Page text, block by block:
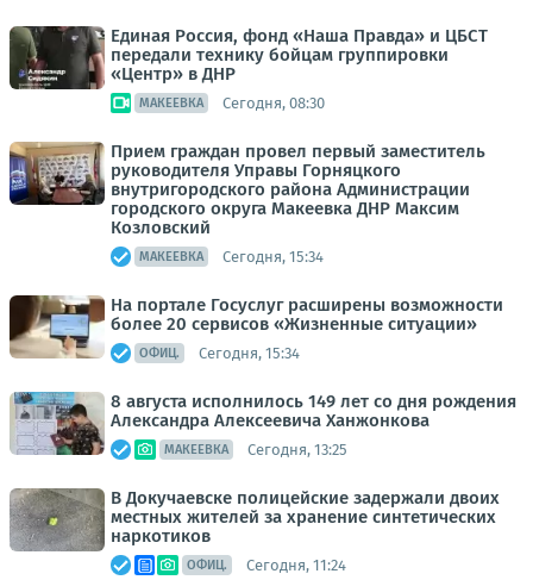
Единая Россия, фонд «Наша Правда» и ЦБСТ
передали технику бойцам группировки
«Центр» в ДНР
МАКЕЕВКА Сегодня, 08:30
Прием граждан провел первый заместитель
руководителя Управы Горняцкого
внутригородского района Администрации
городского округа Макеевка ДНР Максим
Козловский
МАКЕЕВКА Сегодня, 15:34
На портале Госуслуг расширены возможности
более 20 сервисов «Жизненные ситуации»
ОФИЦ. Сегодня, 15:34
8 августа исполнилось 149 лет со дня рождения
Александра Алексеевича Ханжонкова
МАКЕЕВКА Сегодня, 13:25
В Докучаевске полицейские задержали двоих
местных жителей за хранение синтетических
наркотиков
ОФИЦ. Сегодня, 11:24